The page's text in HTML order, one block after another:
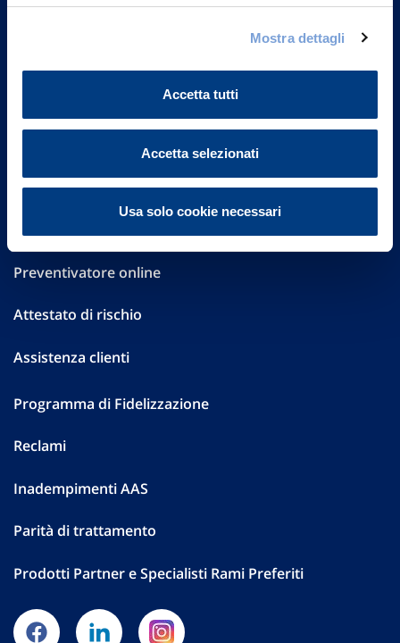
Mostra dettagli
Accetta tutti
Accetta selezionati
Usa solo cookie necessari
Governance
Performances
Press
Preventivatore online
Attestato di rischio
Assistenza clienti
Programma di Fidelizzazione
Reclami
Inadempimenti AAS
Parità di trattamento
Prodotti Partner e Specialisti Rami Preferiti